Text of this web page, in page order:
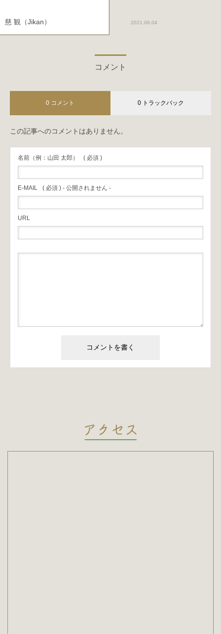
慈 観（Jikan） 2021.06.04
コメント
0 コメント 0 トラックバック
この記事へのコメントはありません。
名前（例：山田 太郎） ( 必須 )
E-MAIL ( 必須 ) - 公開されません -
URL